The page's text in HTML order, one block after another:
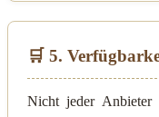
🛒 5.
Nicht jeder Anbieter